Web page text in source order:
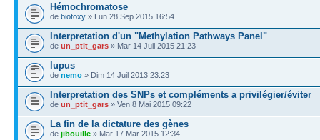
Hémochromatose
de biotoxy » Lun 28 Sep 2015 16:54
Interpretation d'un "Methylation Pathways Panel"
de un_ptit_gars » Mar 14 Juil 2015 21:23
lupus
de nemo » Dim 14 Juil 2013 23:23
Interpretation des SNPs et compléments a privilégier/éviter
de un_ptit_gars » Ven 8 Mai 2015 09:22
La fin de la dictature des gènes
de jibouille » Mar 17 Mar 2015 12:34